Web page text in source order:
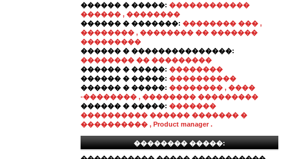
������ � �����: ������������
������ , ��������
������ � �������: �������� ��� ,
�������� , �������� �� �������
���������
������ � ���������������:
�������� �� ���������
������ � �����: ��������
������ � �����: ����������
������ � �����: �������� , ����
-�������� , �������� ���������
������ � �����: �������
���������� ������ ������� �
���������� , Product manager .
�������� �����: